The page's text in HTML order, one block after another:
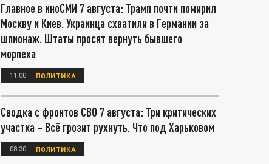
Главное в иноСМИ 7 августа: Трамп почти помирил
Москву и Киев. Украинца схватили в Германии за
шпионаж. Штаты просят вернуть бывшего
морпеха
11:00 ПОЛИТИКА
Сводка с фронтов СВО 7 августа: Три критических
участка – Всё грозит рухнуть. Что под Харьковом
08:30 ПОЛИТИКА